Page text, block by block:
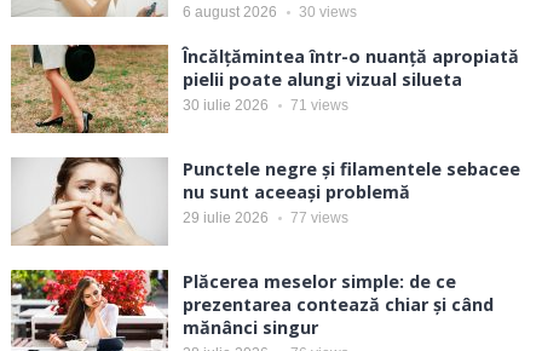
6 august 2026 30 views
Încălțămintea într-o nuanță apropiată
pielii poate alungi vizual silueta
30 iulie 2026 71 views
Punctele negre și filamentele sebacee
nu sunt aceeași problemă
29 iulie 2026 77 views
Plăcerea meselor simple: de ce
prezentarea contează chiar și când
mănânci singur